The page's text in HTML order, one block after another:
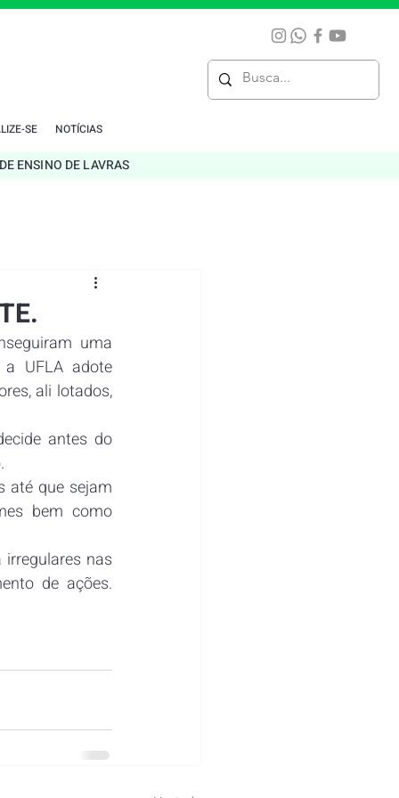
SE NOTÍCIAS
ENSINO DE LAVRAS
uma
UFLA adote
ali lotados,
antes do
até que sejam
bem como
nas
de ações.